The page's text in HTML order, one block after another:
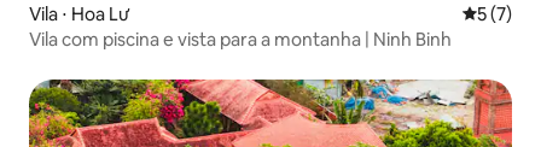
Vila ⋅ Hoa Lư 5 de
5 (7)
Vila com piscina e vista para a montanha | Ninh Binh